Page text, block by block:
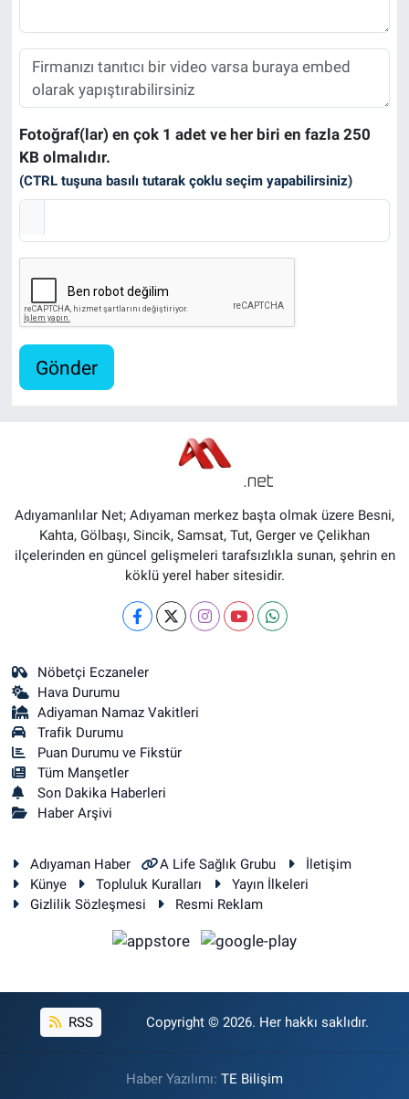
Fotoğraf(lar) en çok 1 adet ve her biri en fazla 250
KB olmalıdır.
(CTRL tuşuna basılı tutarak çoklu seçim yapabilirsiniz)
Gönder
Adıyamanlılar Net; Adıyaman merkez başta olmak üzere Besni,
Kahta, Gölbaşı, Sincik, Samsat, Tut, Gerger ve Çelikhan
ilçelerinden en güncel gelişmeleri tarafsızlıkla sunan, şehrin en
köklü yerel haber sitesidir.
Nöbetçi Eczaneler
Hava Durumu
Adiyaman Namaz Vakitleri
Trafik Durumu
Puan Durumu ve Fikstür
Tüm Manşetler
Son Dakika Haberleri
Haber Arşivi
Adıyaman Haber A Life Sağlık Grubu
İletişim
Künye
Topluluk Kuralları
Yayın İlkeleri
Gizlilik Sözleşmesi
Resmi Reklam
RSS Copyright © 2026. Her hakkı saklıdır.
Haber Yazılımı: TE Bilişim